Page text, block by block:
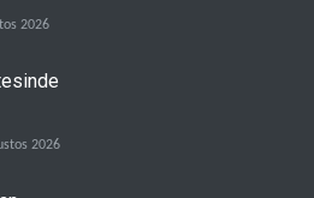
2026
2026